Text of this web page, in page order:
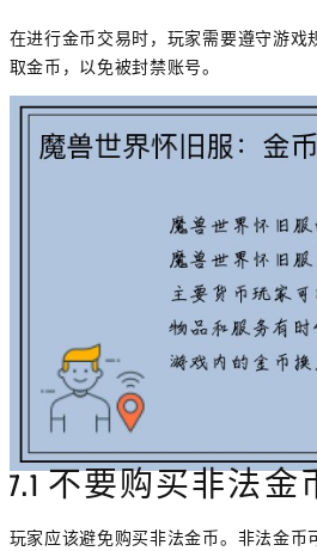
在进行金币交易时，玩家需要遵守游戏
取金币，以免被封禁账号。
7.1 不要购买非法金
玩家应该避免购买非法金币。非法金币